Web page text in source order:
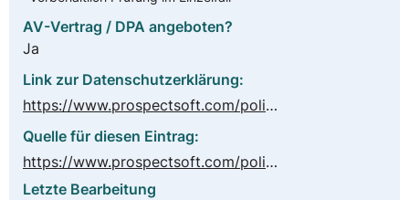
AV-Vertrag / DPA angeboten?
Ja
Link zur Datenschutzerklärung:
https://www.prospectsoft.com/policy/449/Privacy-Policy
Quelle für diesen Eintrag:
https://www.prospectsoft.com/policy/451/Subscription-Services
Letzte Bearbeitung